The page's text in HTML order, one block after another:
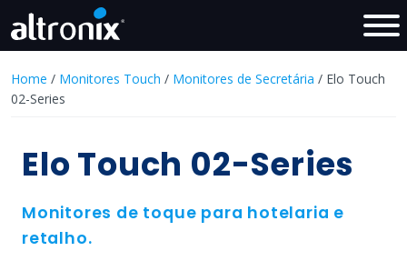
Home / Monitores Touch / Monitores de Secretária / Elo Touch
02-Series
Elo Touch 02-Series
Monitores de toque para hotelaria e
retalho.